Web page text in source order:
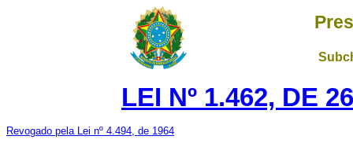
LEI Nº 1.462, DE
Revogado pela Lei nº 4.494, de 1964